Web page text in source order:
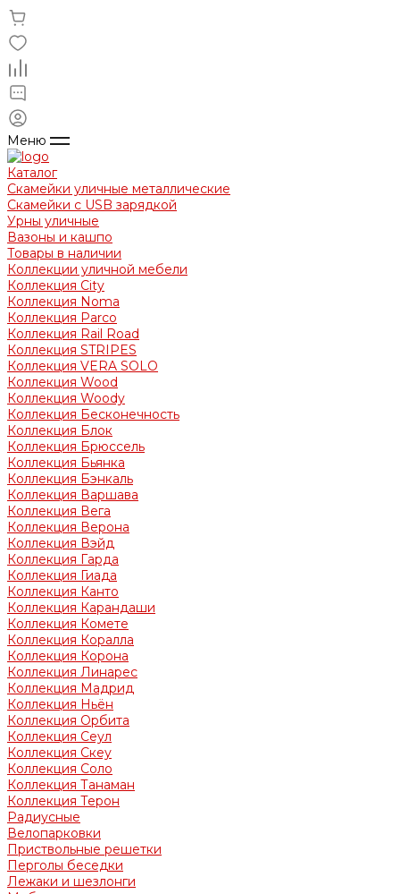
Меню
Каталог
Скамейки уличные металлические
Скамейки с USB зарядкой
Урны уличные
Вазоны и кашпо
Товары в наличии
Коллекции уличной мебели
Коллекция City
Коллекция Noma
Коллекция Parco
Коллекция Rail Road
Коллекция STRIPES
Коллекция VERA SOLO
Коллекция Wood
Коллекция Woody
Коллекция Бесконечность
Коллекция Блок
Коллекция Брюссель
Коллекция Бьянка
Коллекция Бэнкаль
Коллекция Варшава
Коллекция Вега
Коллекция Верона
Коллекция Вэйд
Коллекция Гарда
Коллекция Гиада
Коллекция Канто
Коллекция Карандаши
Коллекция Комете
Коллекция Коралла
Коллекция Корона
Коллекция Линарес
Коллекция Мадрид
Коллекция Ньён
Коллекция Орбита
Коллекция Сеул
Коллекция Скеу
Коллекция Соло
Коллекция Танаман
Коллекция Терон
Радиусные
Велопарковки
Приствольные решетки
Перголы беседки
Лежаки и шезлонги